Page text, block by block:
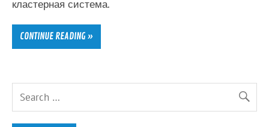
кластерная система.
CONTINUE READING »